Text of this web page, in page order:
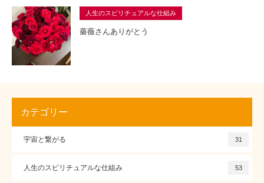
人生のスピリチュアルな仕組み
薔薇さんありがとう
カテゴリー
宇宙と繋がる 31
人生のスピリチュアルな仕組み 53